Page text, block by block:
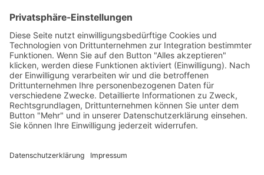
Rasen
Hecken & Beete
Zubehör Bewässerung
MähroboterHome/Mähroboter
Mähroboter mit Begrenzungskabel
Mähroboter ohne Begrenzungskabel
Zubehör für Mähroboter
DüngerHome/Dünger
Rasaflor